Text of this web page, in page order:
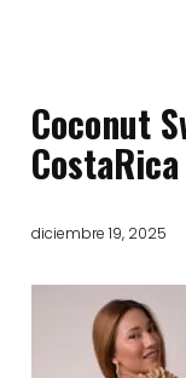
Coconut
CostaRica
diciembre 19, 2025